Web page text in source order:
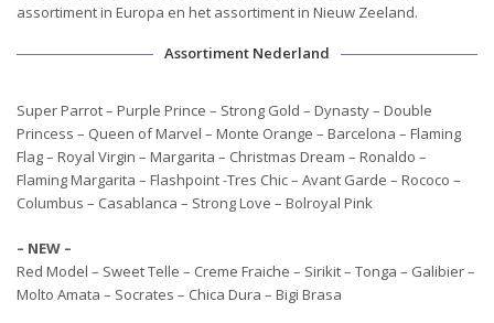
assortiment in Europa en het assortiment in Nieuw Zeeland.
Assortiment Nederland
Super Parrot – Purple Prince – Strong Gold – Dynasty – Double
Princess – Queen of Marvel – Monte Orange – Barcelona – Flaming
Flag – Royal Virgin – Margarita – Christmas Dream – Ronaldo –
Flaming Margarita – Flashpoint -Tres Chic – Avant Garde – Rococo –
Columbus – Casablanca – Strong Love – Bolroyal Pink
– NEW –
Red Model – Sweet Telle – Creme Fraiche – Sirikit – Tonga – Galibier –
Molto Amata – Socrates – Chica Dura – Bigi Brasa